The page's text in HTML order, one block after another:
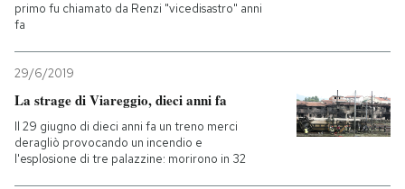
primo fu chiamato da Renzi "vicedisastro" anni
fa
29/6/2019
La strage di Viareggio, dieci anni fa
Il 29 giugno di dieci anni fa un treno merci
deragliò provocando un incendio e
l'esplosione di tre palazzine: morirono in 32